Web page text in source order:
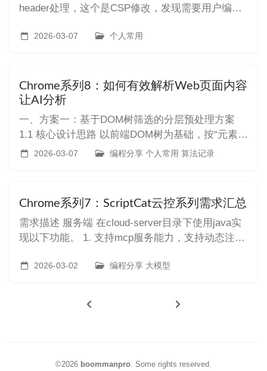
header处理，这个是CSP修改，发现需要用户编写
单通用的规则让用户体验，参考：
2026-03-07 个人常用
Chrome系列8：如何有效解析Web页面内容
让AI分析
一、方案一：基于DOM树筛选的分层预处理方案
1.1 核心设计思路 以前端DOM树为基础，按“元素重
要性分层筛选+冗余内容剔除”的思路，优先保留与
结构化数据，降低上下文占用量。
2026-03-07 编程分享 个人常用 算法记录
Chrome系列7：ScriptCat云控系列需求汇总
需求描述 服务端 在cloud-server目录下使用java实
现以下功能。 1. 支持mcp服务能力，支持动态注
的客户端能力。 2. 支持websocket协议，定义客户
2026-03-02 编程分享 大模型
©2026 boommanpro Some rights reserved.